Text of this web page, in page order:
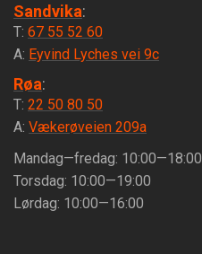
Sandvika:
T: 67 55 52 60
A: Eyvind Lyches vei 9c
Røa:
T: 22 50 80 50
A: Vækerøveien 209a
Mandag—fredag: 10:00—18:00
Torsdag: 10:00—19:00
Lørdag: 10:00—16:00